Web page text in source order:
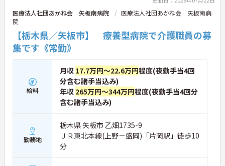
医療法人社団あかね会 矢板南病院
医療法人社団あかね会 矢板南病
院
【栃木県／矢板市】 療養型病院で介護職員の募
集です《常勤》
給料
月収 17.7万円～22.6万円程度(夜勤手当4回
分含む諸手当込み)
年収 265万円～344万円程度(夜勤手当4回分
含む諸手当込み)
勤務地
栃木県 矢板市 乙畑1735-9
ＪＲ東北本線(上野－盛岡)「片岡駅」徒歩10
分